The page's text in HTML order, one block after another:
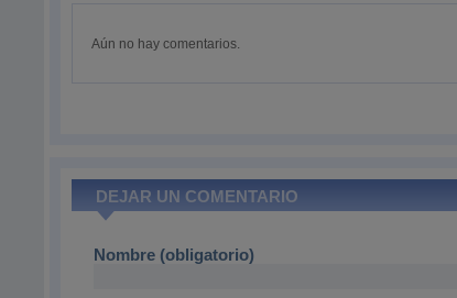
Aún no hay comentarios.
DEJAR UN COMENTARIO
Nombre (obligatorio)